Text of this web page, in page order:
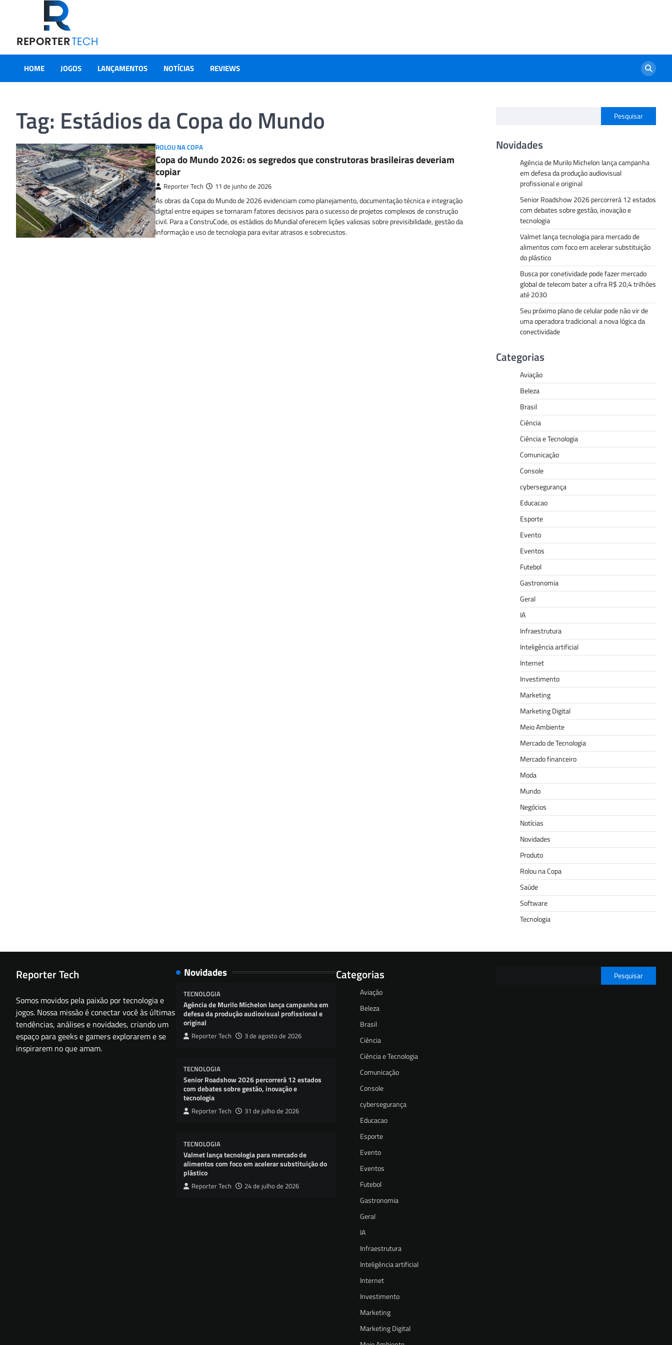
HOME JOGOS LANÇAMENTOS NOTÍCIAS REVIEWS
Tag: Estádios da Copa do Mundo
ROLOU NA COPA
Copa do Mundo 2026: os segredos que construtoras brasileiras deveriam
copiar
Reporter Tech 11 de junho de 2026
As obras da Copa do Mundo de 2026 evidenciam como planejamento, documentação técnica e integração
digital entre equipes se tornaram fatores decisivos para o sucesso de projetos complexos de construção
civil. Para a ConstruCode, os estádios do Mundial oferecem lições valiosas sobre previsibilidade, gestão da
informação e uso de tecnologia para evitar atrasos e sobrecustos.
Pesquisar
Novidades
Agência de Murilo Michelon lança campanha
em defesa da produção audiovisual
profissional e original
Senior Roadshow 2026 percorrerá 12 estados
com debates sobre gestão, inovação e
tecnologia
Valmet lança tecnologia para mercado de
alimentos com foco em acelerar substituição
do plástico
Busca por conetividade pode fazer mercado
global de telecom bater a cifra R$ 20,4 trilhões
até 2030
Seu próximo plano de celular pode não vir de
uma operadora tradicional: a nova lógica da
conectividade
Categorias
Aviação
Beleza
Brasil
Ciência
Ciência e Tecnologia
Comunicação
Console
cybersegurança
Educacao
Esporte
Evento
Eventos
Futebol
Gastronomia
Geral
IA
Infraestrutura
Inteligência artificial
Internet
Investimento
Marketing
Marketing Digital
Meio Ambiente
Mercado de Tecnologia
Mercado financeiro
Moda
Mundo
Negócios
Notícias
Novidades
Produto
Rolou na Copa
Saúde
Software
Tecnologia
Reporter Tech
Somos movidos pela paixão por tecnologia e
jogos. Nossa missão é conectar você às últimas
tendências, análises e novidades, criando um
espaço para geeks e gamers explorarem e se
inspirarem no que amam.
Novidades
TECNOLOGIA
Agência de Murilo Michelon lança campanha em
defesa da produção audiovisual profissional e
original
Reporter Tech 3 de agosto de 2026
TECNOLOGIA
Senior Roadshow 2026 percorrerá 12 estados
com debates sobre gestão, inovação e
tecnologia
Reporter Tech 31 de julho de 2026
TECNOLOGIA
Valmet lança tecnologia para mercado de
alimentos com foco em acelerar substituição do
plástico
Reporter Tech 24 de julho de 2026
Categorias
Aviação
Beleza
Brasil
Ciência
Ciência e Tecnologia
Comunicação
Console
cybersegurança
Educacao
Esporte
Evento
Eventos
Futebol
Gastronomia
Geral
IA
Infraestrutura
Inteligência artificial
Internet
Investimento
Marketing
Marketing Digital
Pesquisar